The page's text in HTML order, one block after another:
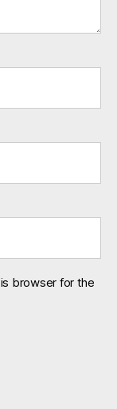
browser for the